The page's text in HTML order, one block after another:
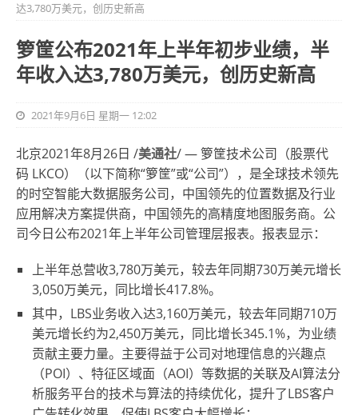
达3,780万美元，创历史新高
箩筐公布2021年上半年初步业绩，半
年收入达3,780万美元，创历史新高
2021年9月6日 星期一 12:02
北京2021年8月26日 /美通社/ — 箩筐技术公司（股票代
码 LKCO）（以下简称“箩筐”或“公司”），是全球技术领先
的时空智能大数据服务公司，中国领先的位置数据及行业
应用解决方案提供商，中国领先的高精度地图服务商。公
司今日公布2021年上半年公司管理层报表。报表显示：
上半年总营收3,780万美元，较去年同期730万美元增长
3,050万美元，同比增长417.8%。
其中，LBS业务收入达3,160万美元，较去年同期710万
美元增长约为2,450万美元，同比增长345.1%，为业绩
贡献主要力量。主要得益于公司对地理信息的兴趣点
（POI）、特征区域面（AOI）等数据的关联及AI算法分
析服务平台的技术与算法的持续优化，提升了LBS客户